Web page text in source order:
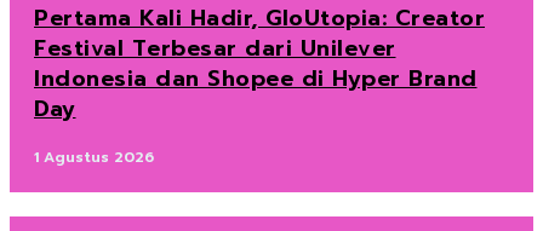
Pertama Kali Hadir, GloUtopia: Creator
Festival Terbesar dari Unilever
Indonesia dan Shopee di Hyper Brand
Day
1 Agustus 2026